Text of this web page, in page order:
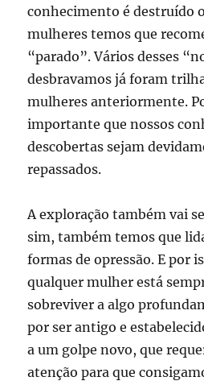
conhecimento é destruído
mulheres temos que
“parado”. Vários desses
desbravamos já foram
mulheres anteriormente.
importante que nossos
descobertas sejam
repassados.
A exploração também vai
sim, também temos que
formas de opressão. E por
qualquer mulher está
sobreviver a algo
por ser antigo e
a um golpe novo, que
atenção para que